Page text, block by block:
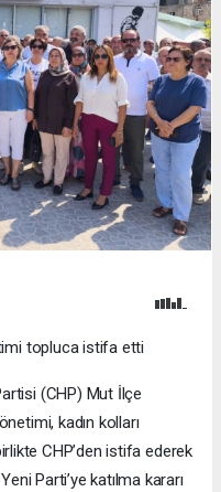
topluca istifa etti
(CHP) Mut İlçe
kadın kolları
CHP’den istifa ederek
Parti’ye katılma kararı